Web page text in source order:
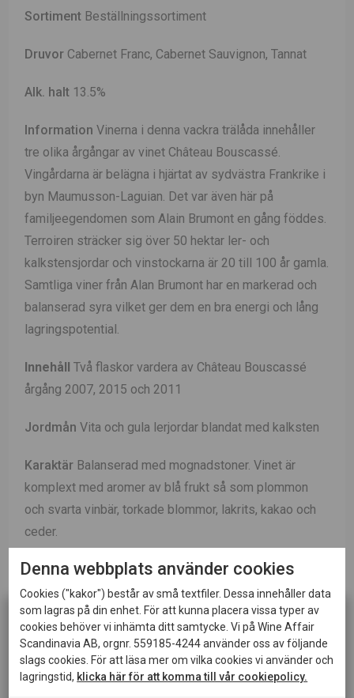
Sortiment Beställningssortiment
Druvor Cabernet Franc, Cabernet Sauvignon, Tannat
Alk. halt 13.5%
Information Vinerna i denna vackra trälåda innehåller
tre olika årgångar av vinet Château Bouscassé.
Vingårdarna är belägna i hjärtat av sydvästra Frankrike i
byn Maumusson-Laguian. Det var även här på
familjeegendomen som Alain Brumont en gång föddes.
Terroiren sträcker sig över 50 hektar ler- och
kalkstensjordar och vinstockarna är 20 till 100 år gamla.
Samtliga viner från Alan Brumont har en markerad och
balanserad syra vilket ger dem en bra energi och lång
lagringspotential.
InnehållTvå flaskor vardera av Château Bouscassé
årgång 2007, 2015 och 2011
JordmånVita och gula lerjordar blandat med kalksten
Karaktär Balanserad med mognadstoner. Vinet är
komplext med aromer av blå frukt så som plommon
och svarta vinbär, torkade blommor, lakrits, kakao och
ceder.
VinifieringVinet macereras i 3-6 veckor och jäser
sedan i temperaturkontrollerade tankar i 28 grader.
Vinet genomgår malolaktisk jäsning i ekfat.
LagringVinet har lagrats 14 månader på sin
jästfällning i 30-50 procent ny ek.
Denna webbplats använder cookies
Cookies ("kakor") består av små textfiler. Dessa innehåller data
som lagras på din enhet. För att kunna placera vissa typer av
cookies behöver vi inhämta ditt samtycke. Vi på Wine Affair
Scandinavia AB, orgnr. 559185-4244 använder oss av följande
slags cookies. För att läsa mer om vilka cookies vi använder och
lagringstid, klicka här för att komma till vår cookiepolicy.